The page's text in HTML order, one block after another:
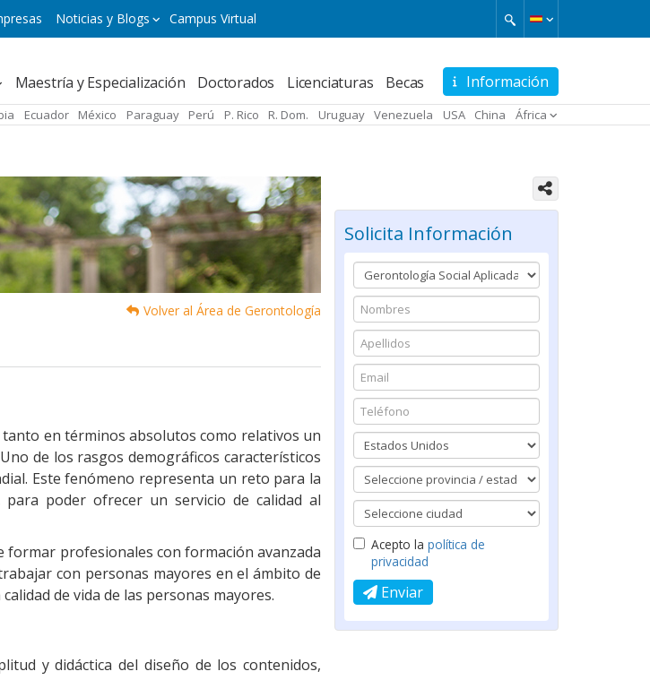
Noticias y Blogs Campus Virtual
Información
Maestría y Especialización Doctorados Licenciaturas Becas
Ecuador México Paraguay Perú P. Rico R. Dom. Uruguay Venezuela USA China África
Solicita Información
Acepto la política de
privacidad
Enviar
Volver al Área de Gerontología
en términos absolutos como relativos un
de los rasgos demográficos característicos
Este fenómeno representa un reto para la
para poder ofrecer un servicio de calidad al
formar profesionales con formación avanzada
con personas mayores en el ámbito de
de vida de las personas mayores.
y didáctica del diseño de los contenidos,